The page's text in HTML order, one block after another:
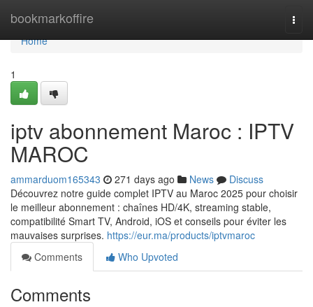
bookmarkoffire
Home
Home
1
iptv abonnement Maroc : IPTV
MAROC
ammarduom165343 271 days ago News
Discuss
Découvrez notre guide complet IPTV au Maroc 2025 pour choisir
le meilleur abonnement : chaînes HD/4K, streaming stable,
compatibilité Smart TV, Android, iOS et conseils pour éviter les
mauvaises surprises. https://eur.ma/products/iptvmaroc
Comments
Who Upvoted
Comments